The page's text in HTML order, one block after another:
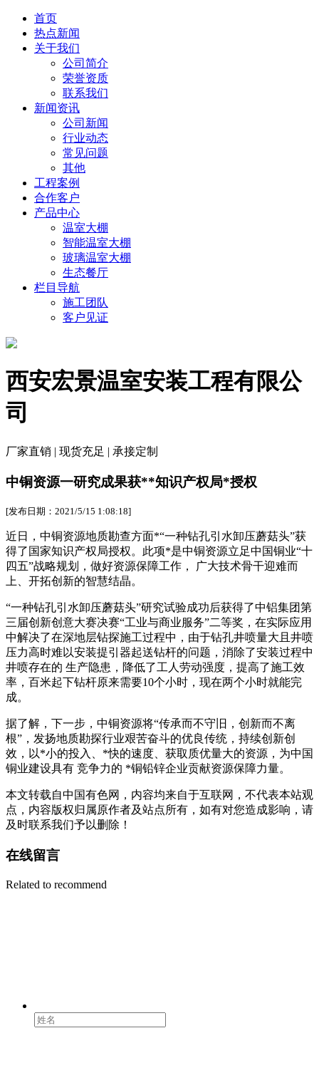
首页
热点新闻
关于我们
公司简介
荣誉资质
联系我们
新闻资讯
公司新闻
行业动态
常见问题
其他
工程案例
合作客户
产品中心
温室大棚
智能温室大棚
玻璃温室大棚
生态餐厅
栏目导航
施工团队
客户见证
西安宏景温室安装工程有限公
司
厂家直销 | 现货充足 | 承接定制
中铜资源一研究成果获**知识产权局*授权
[发布日期：2021/5/15 1:08:18]
近日，中铜资源地质勘查方面*“一种钻孔引水卸压蘑菇头”获
得了国家知识产权局授权。此项*是中铜资源立足中国铜业“十
四五”战略规划，做好资源保障工作， 广大技术骨干迎难而
上、开拓创新的智慧结晶。
“一种钻孔引水卸压蘑菇头”研究试验成功后获得了中铝集团第
三届创新创意大赛决赛“工业与商业服务”二等奖，在实际应用
中解决了在深地层钻探施工过程中，由于钻孔井喷量大且井喷
压力高时难以安装提引器起送钻杆的问题，消除了安装过程中
井喷存在的 生产隐患，降低了工人劳动强度，提高了施工效
率，百米起下钻杆原来需要10个小时，现在两个小时就能完
成。
据了解，下一步，中铜资源将“传承而不守旧，创新而不离
根”，发扬地质勘探行业艰苦奋斗的优良传统，持续创新创
效，以*小的投入、*快的速度、获取质优量大的资源，为中国
铜业建设具有 竞争力的 *铜铅锌企业贡献资源保障力量。
本文转载自中国有色网，内容均来自于互联网，不代表本站观
点，内容版权归属原作者及站点所有，如有对您造成影响，请
及时联系我们予以删除！
在线留言
Related to recommend